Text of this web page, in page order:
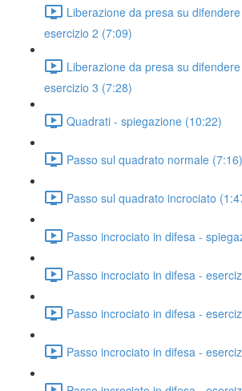
Liberazione da presa su
esercizio 2 (7:09)
Liberazione da presa su
esercizio 3 (7:28)
Quadrati - spiegazione (10:22)
Passo sul quadrato normale (7:16)
Passo sul quadrato incrociato
Passo incrociato in difesa -
Passo incrociato in difesa -
Passo incrociato in difesa -
Passo incrociato in difesa -